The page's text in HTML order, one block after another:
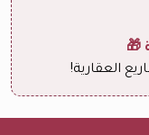
🎁
العقارية!